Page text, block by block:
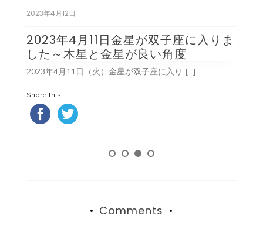
2023年4月12日
2023年4月11日金星が双子座に入りま
した～木星と金星が良い角度
2023年4月11日（火）金星が双子座に入り […]
Share this...
Comments